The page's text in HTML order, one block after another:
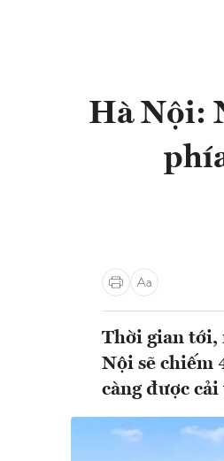
Hà Nội:
Thời gian tới,
Nội sẽ chiếm
càng được